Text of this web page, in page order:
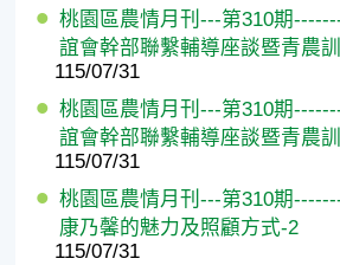
桃園區農情月刊---第310期
誼會幹部聯繫輔導座談暨青農
115/07/31
桃園區農情月刊---第310期
誼會幹部聯繫輔導座談暨青農
115/07/31
桃園區農情月刊---第310期
康乃馨的魅力及照顧方式-2
115/07/31